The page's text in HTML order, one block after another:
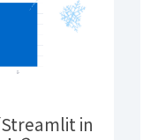
Streamlit in